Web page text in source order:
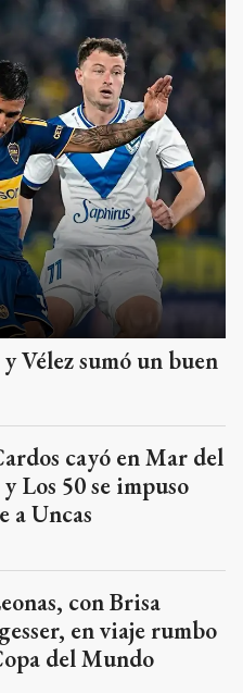
Vélez sumó un buen
cayó en Mar del
Los 50 se impuso
a Uncas
con Brisa
en viaje rumbo
del Mundo